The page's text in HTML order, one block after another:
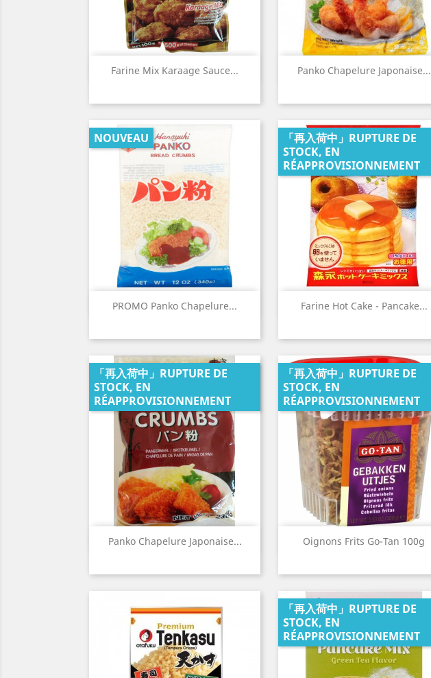
Farine Mix Karaage Sauce...
Aperçu rapide Panko Chapelure Japonaise...
Aperçu rapide
PROMO Panko Chapelure...
NOUVEAU
Aperçu rapide Farine Hot Cake - Pancake...
「再入荷中」RUPTURE DE
STOCK, EN
RÉAPPROVISIONNEMENT
Aperçu rapide
Panko Chapelure Japonaise...
「再入荷中」RUPTURE DE
STOCK, EN
RÉAPPROVISIONNEMENT
Aperçu rapide Oignons Frits Go-Tan 100g
「再入荷中」RUPTURE DE
STOCK, EN
RÉAPPROVISIONNEMENT
Aperçu rapide
「再入荷中」RUPTURE DE
STOCK, EN
RÉAPPROVISIONNEMENT